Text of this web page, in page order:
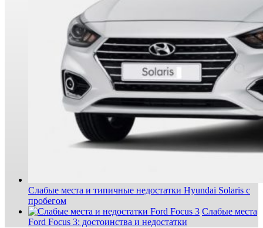
Слабые места и типичные недостатки Hyundai Solaris с
пробегом
Слабые места
Ford Focus 3: достоинства и недостатки